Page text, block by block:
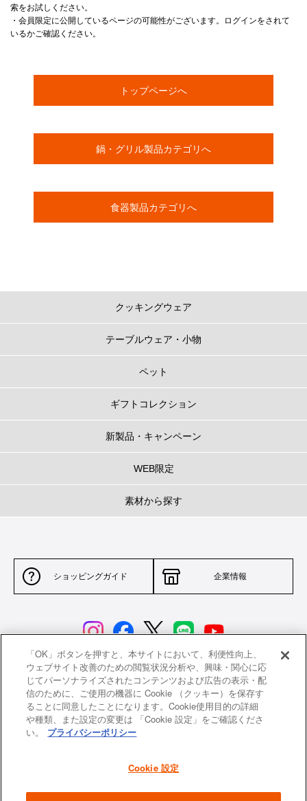
索をお試しください。
・会員限定に公開しているページの可能性がございます。ログインをされて
いるかご確認ください。
トップページへ
鍋・グリル製品カテゴリへ
食器製品カテゴリへ
クッキングウェア
テーブルウェア・小物
ペット
ギフトコレクション
新製品・キャンペーン
WEB限定
素材から探す
ショッピングガイド 企業情報
サイトポリシー 特定商取引法に基づく表示
並行輸入品について 個人情報保護方針
返品について
よくあるご質問 お問い合わせ
「OK」ボタンを押すと、本サイトにおいて、利便性向上、
ウェブサイト改善のための閲覧状況分析や、興味・関心に応
じてパーソナライズされたコンテンツおよび広告の表示・配
信のために、ご使用の機器に Cookie （クッキー）を保存す
ることに同意したことになります。Cookie使用目的の詳細
や種類、また設定の変更は 「Cookie 設定」をご確認くださ
い。
プライバシーポリシー
Cookie 設定